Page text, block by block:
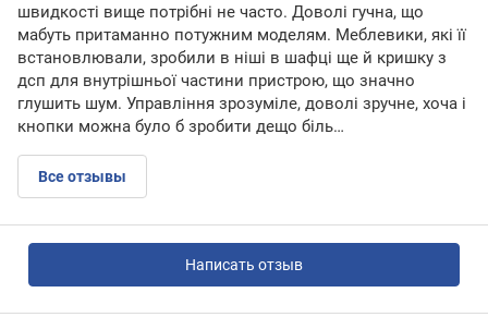
швидкості вище потрібні не часто. Доволі гучна, що
мабуть притаманно потужним моделям. Меблевики, які її
встановлювали, зробили в ніші в шафці ще й кришку з
дсп для внутрішньої частини пристрою, що значно
глушить шум. Управління зрозуміле, доволі зручне, хоча і
кнопки можна було б зробити дещо біль…
Все отзывы
Написать отзыв